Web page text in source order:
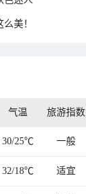
美！
气温 旅游指数
30/25℃ 一般
32/18℃ 适宜